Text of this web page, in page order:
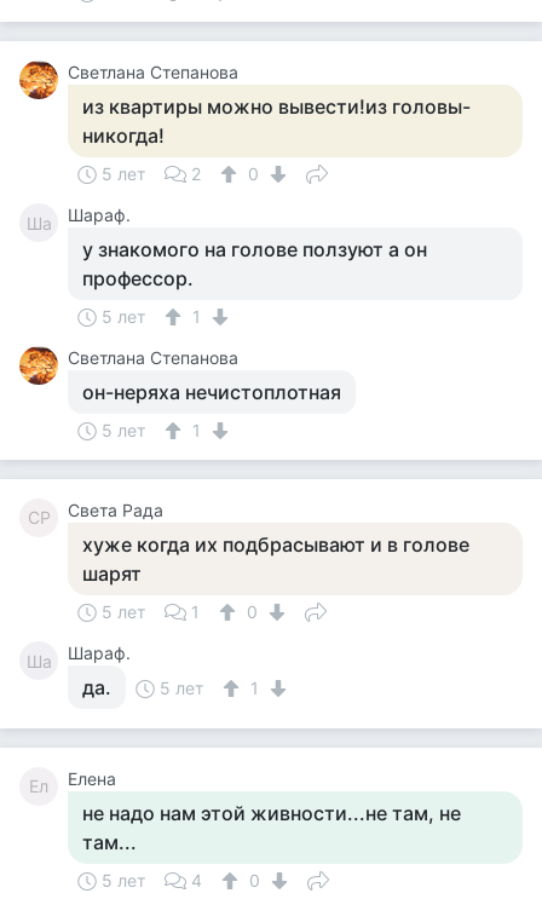
Светлана Степанова
из квартиры можно вывести!из головы-
никогда!
5 лет 2 0
Ша Шараф.
у знакомого на голове ползуют а он
профессор.
5 лет
1
Светлана Степанова
он-неряха нечистоплотная
5 лет 1
СР Света Рада
хуже когда их подбрасывают и в голове
шарят
5 лет 1 0
Ша Шараф.
да. 5 лет 1
Ел Елена
не надо нам этой живности...не там, не
там...
5 лет 4 0